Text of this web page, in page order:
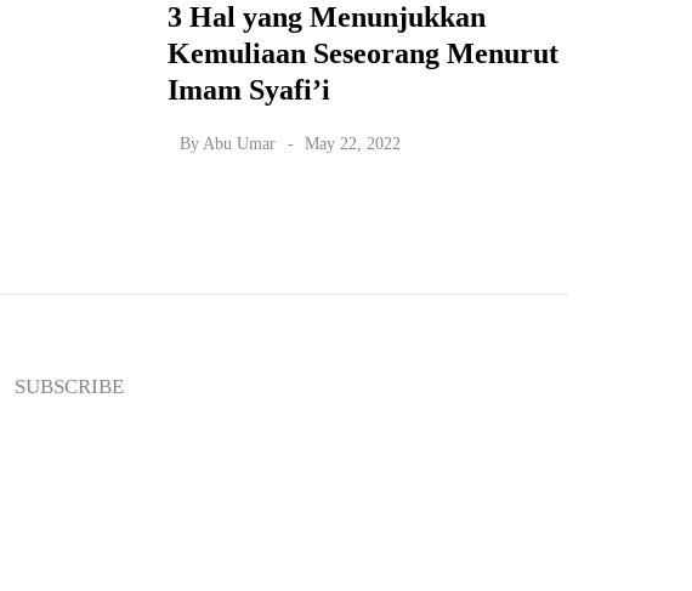
3 Hal yang Menunjukkan
Kemuliaan Seseorang Menurut
Imam Syafi’i
By Abu Umar May 22, 2022
SUBSCRIBE